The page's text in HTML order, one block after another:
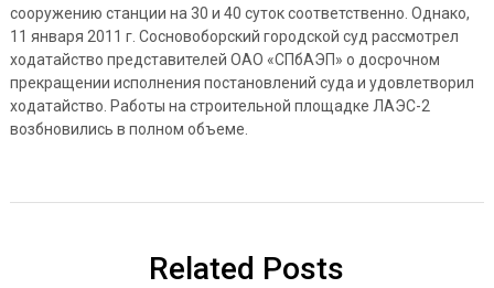
сооружению станции на 30 и 40 суток соответственно. Однако,
11 января 2011 г. Сосновоборский городской суд рассмотрел
ходатайство представителей ОАО «СПбАЭП» о досрочном
прекращении исполнения постановлений суда и удовлетворил
ходатайство. Работы на строительной площадке ЛАЭС-2
возбновились в полном объеме.
Related Posts